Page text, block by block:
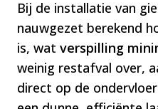
Bij de installatie van
nauwgezet berekend
is, wat verspilling
weinig restafval over,
direct op de